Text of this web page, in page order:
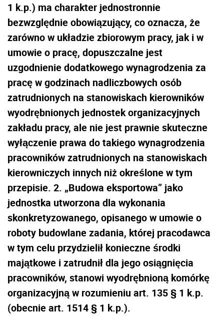
1 k.p.) ma charakter jednostronnie
bezwzględnie obowiązujący, co oznacza, że
zarówno w układzie zbiorowym pracy, jak i w
umowie o pracę, dopuszczalne jest
uzgodnienie dodatkowego wynagrodzenia za
pracę w godzinach nadliczbowych osób
zatrudnionych na stanowiskach kierowników
wyodrębnionych jednostek organizacyjnych
zakładu pracy, ale nie jest prawnie skuteczne
wyłączenie prawa do takiego wynagrodzenia
pracowników zatrudnionych na stanowiskach
kierowniczych innych niż określone w tym
przepisie. 2. „Budowa eksportowa” jako
jednostka utworzona dla wykonania
skonkretyzowanego, opisanego w umowie o
roboty budowlane zadania, której pracodawca
w tym celu przydzielił konieczne środki
majątkowe i zatrudnił dla jego osiągnięcia
pracowników, stanowi wyodrębnioną komórkę
organizacyjną w rozumieniu art. 135 § 1 k.p.
(obecnie art. 1514 § 1 k.p.).